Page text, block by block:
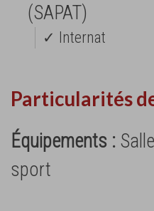
(SAPAT)
✓ Internat
Particularités
Équipements :
sport